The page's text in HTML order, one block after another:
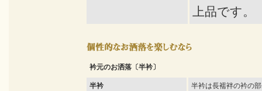
上品です。
衿元のお洒落〔半衿〕
半衿
半衿は長襦袢の衿の